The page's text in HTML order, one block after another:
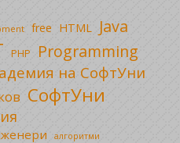
free HTML Java
PHP Programming
на СофтУни
СофтУни
алгоритми